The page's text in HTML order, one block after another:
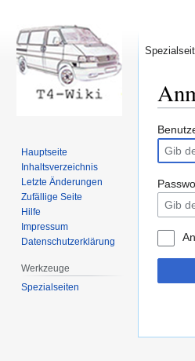
Zur
Zur
Suche
Hauptseite
Inhaltsverzeichnis
Letzte Änderungen
Zufällige Seite
Hilfe
Impressum
Datenschutzerklärung
Werkzeuge
Spezialseiten